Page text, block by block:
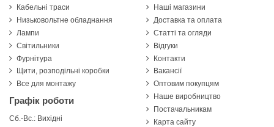
Кабельні траси
Низьковольтне обладнання
Лампи
Світильники
Фурнітура
Щити, розподільні коробки
Все для монтажу
Графік роботи
Сб.-Вс.: Вихідні
Наші магазини
Доставка та оплата
Статті та огляди
Відгуки
Контакти
Вакансії
Оптовим покупцям
Наше виробництво
Постачальникам
Карта сайту